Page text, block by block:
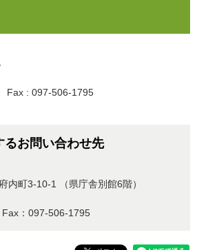
: 097-506-1795
るお問い合わせ先
内町3-10-1 （県庁舎別館6階）
Fax：097-506-1795